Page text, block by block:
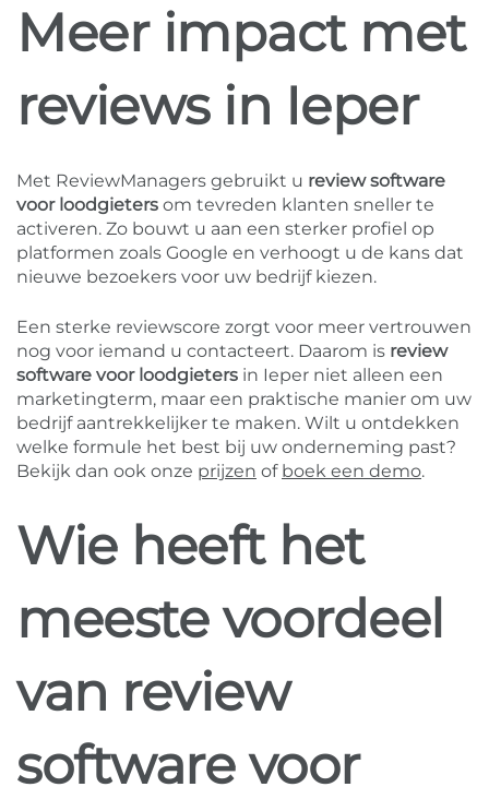
Meer impact met
reviews in Ieper
Met ReviewManagers gebruikt u review software
voor loodgieters om tevreden klanten sneller te
activeren. Zo bouwt u aan een sterker profiel op
platformen zoals Google en verhoogt u de kans dat
nieuwe bezoekers voor uw bedrijf kiezen.
Een sterke reviewscore zorgt voor meer vertrouwen
nog voor iemand u contacteert. Daarom is review
software voor loodgieters in Ieper niet alleen een
marketingterm, maar een praktische manier om uw
bedrijf aantrekkelijker te maken. Wilt u ontdekken
welke formule het best bij uw onderneming past?
Bekijk dan ook onze prijzen of boek een demo.
Wie heeft het
meeste voordeel
van review
software voor